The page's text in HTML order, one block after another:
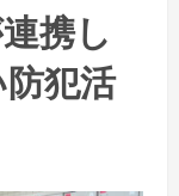
携し
犯活